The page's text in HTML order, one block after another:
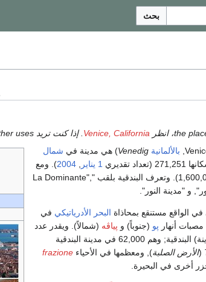
بحث
Venice, California . إذا كنت تريد other uses، انظر
بالألمانية Venedig) هي مدينة في شمال
تقديري 1 يناير 2004). ومع
, تندرج المدينة في منطقة پادوا-البندقية الحضرية (تعداد 1,600,000). وتعرف البندقية بلقب "La Dominante",
الواقع مستنقع بمحاذاة البحر الأدرياتيكي في
أنهار پو (جنوباً) و پياڤه (شمالاً). ويقدر عدد
(مدينة) البندقية; وهم 62,000 في مدينة البندقية
(الأرض الصلبة), ومعظمها في الأحياء frazione